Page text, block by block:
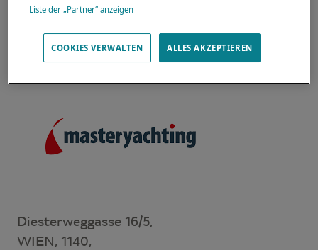
können Sie über den Lagoon-Katamaran Ihrer
Diesterweggasse 16/5,
WIEN, 1140,
Liste der „Partner“ anzeigen
COOKIES VERWALTEN ALLES AKZEPTIEREN